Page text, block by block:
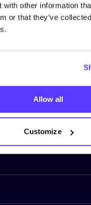
with other information
or that they’ve
Allow all
Customize
vous à notre
et restez